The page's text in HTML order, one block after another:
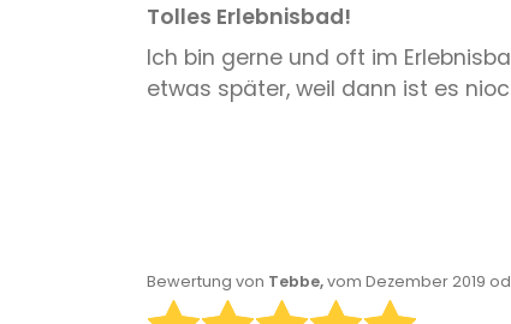
Tolles Erlebnisbad!
Ich bin gerne und oft im
etwas später, weil dann ist es
Bewertung von Tebbe,vom Dezember 2019